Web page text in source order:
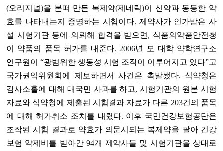
(오리지널)을 본떠 만든 복제약(제네릭)이 신약과 동등한 약
효를 나타내는지 증명하는 시험이다. 제약사가 인가받은 사
설 시험기관 등에 의뢰해 합격을 받으면 , 식품의약품안전청
이 약품의 품목 허가를 내준다. 2006년 모 대학 약학연구소
연구원이 “광범위한 생동성 시험 조작이 이루어지고 있다”고
국가권익위원회에 제보하면서 사건은 촉발됐다. 식약청은
감사소홀에 대해 대국민 사과를 하고,시험기관의 원본 시험
자료와 식약청에 제출된 시험결과 자료가 다른 203건의 품목
에 대해 허가취소 조치를 내렸다. 이후 국민건강보험공단은
조작된 시험 결과로 약효가 의문시되는 복제약을 팔아 건강
보험 약제비를 받아간94개 제약사들 및 시험기관을 상대로